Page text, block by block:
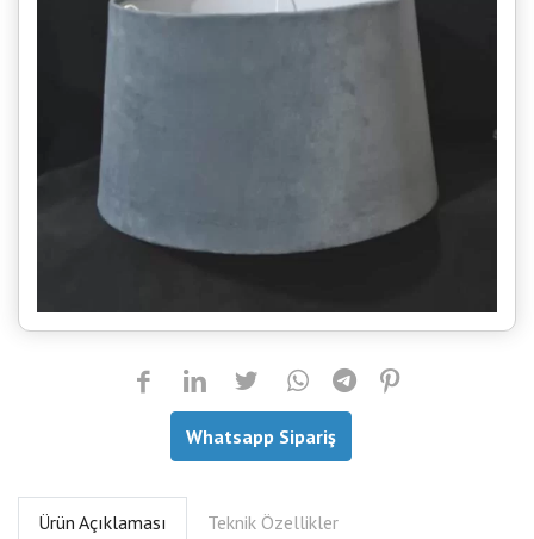
Whatsapp Sipariş
Ürün Açıklaması Teknik Özellikler